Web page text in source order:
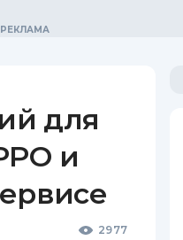
для
и
2977